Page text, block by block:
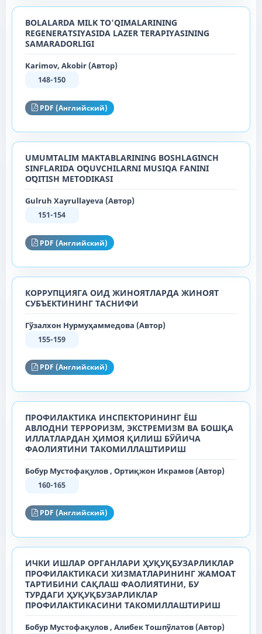
BOLALARDA MILK TO'QIMALARINING
REGENERATSIYASIDA LAZER TERAPIYASINING
SAMARADORLIGI
Karimov, Akobir (Автор)
148-150
PDF (Английский)
UMUMTALIM MAKTABLARINING BOSHLAGʻINCH
SINFLARIDA OʻQUVCHILARNI MUSIQA FANINI
OʻQITISH METODIKASI
Gulruh Xayrullayeva (Автор)
151-154
PDF (Английский)
КОРРУПЦИЯГА ОИД ЖИНОЯТЛАРДА ЖИНОЯТ
СУБЪЕКТИНИНГ ТАСНИФИ
Гўзалхон Нурмуҳаммедова (Автор)
155-159
PDF (Английский)
ПРОФИЛАКТИКА ИНСПЕКТОРИНИНГ ЁШ
АВЛОДНИ ТЕРРОРИЗМ, ЭКСТРЕМИЗМ ВА БОШҚА
ИЛЛАТЛАРДАН ҲИМОЯ ҚИЛИШ БЎЙИЧА
ФАОЛИЯТИНИ ТАКОМИЛЛАШТИРИШ
Бобур Мустофақулов , Ортиқжон Икрамов (Автор)
160-165
PDF (Английский)
ИЧКИ ИШЛАР ОРГАНЛАРИ ҲУҚУҚБУЗАРЛИКЛАР
ПРОФИЛАКТИКАСИ ХИЗМАТЛАРИНИНГ ЖАМОАТ
ТАРТИБИНИ САҚЛАШ ФАОЛИЯТИНИ, БУ
ТУРДАГИ ҲУҚУҚБУЗАРЛИКЛАР
ПРОФИЛАКТИКАСИНИ ТАКОМИЛЛАШТИРИШ
Бобур Мустофақулов , Алибек Тошпўлатов (Автор)